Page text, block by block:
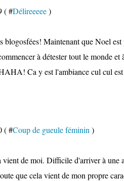
( #Délireeeee)
blogosfées! Maintenant que Noel est
à détester tout le monde et
Ca y est l'ambiance cul cul est
( #Coup de gueule féminin )
vient de moi. Difficile d'arriver à une
que cela vient de mon propre